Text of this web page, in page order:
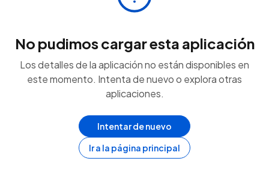
No pudimos cargar esta aplicación
Los detalles de la aplicación no están disponibles en
este momento. Intenta de nuevo o explora otras
aplicaciones.
Intentar de nuevo
Ir a la página principal